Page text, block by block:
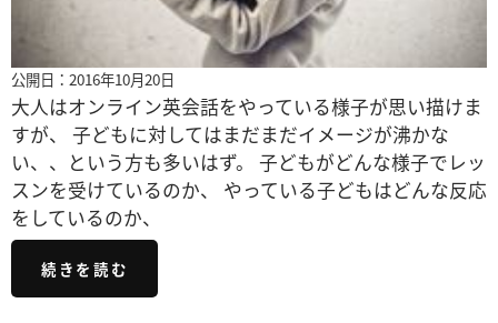
公開日：2016年10月20日
大人はオンライン英会話をやっている様子が思い描けま
すが、 子どもに対してはまだまだイメージが沸かな
い、、という方も多いはず。 子どもがどんな様子でレッ
スンを受けているのか、 やっている子どもはどんな反応
をしているのか、
続きを読む